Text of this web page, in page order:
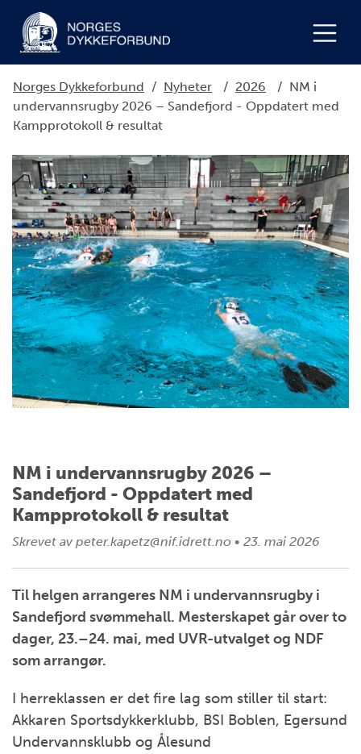
Norges Dykkeforbund / Nyheter / 2026 / NM i
undervannsrugby 2026 – Sandefjord - Oppdatert med
Kampprotokoll & resultat
NM i undervannsrugby 2026 –
Sandefjord - Oppdatert med
Kampprotokoll & resultat
Skrevet av peter.kapetz@nif.idrett.no • 23. mai 2026
Til helgen arrangeres NM i undervannsrugby i
Sandefjord svømmehall. Mesterskapet går over to
dager, 23.–24. mai, med UVR-utvalget og NDF
som arrangør.
I herreklassen er det fire lag som stiller til start:
Akkaren Sportsdykkerklubb, BSI Boblen, Egersund
Undervannsklubb og Ålesund